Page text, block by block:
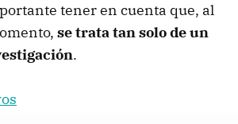
tener en cuenta que, al
se trata tan solo de un
.